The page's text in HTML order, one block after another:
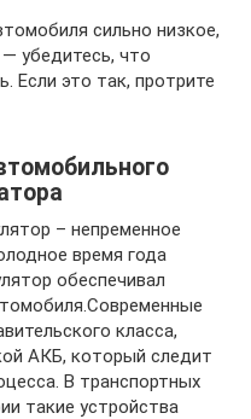
сильно низкое,
убедитесь, что
Если это так, протрите
– непременное
время года
обеспечивал
класса,
АКБ, который следит
В транспортных
такие устройства